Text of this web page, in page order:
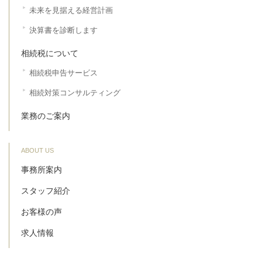
未来を見据える経営計画
決算書を診断します
相続税について
相続税申告サービス
相続対策コンサルティング
業務のご案内
ABOUT US
事務所案内
スタッフ紹介
お客様の声
求人情報